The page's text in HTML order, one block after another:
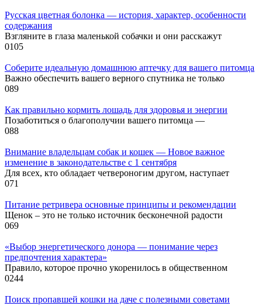
Русская цветная болонка — история, характер, особенности
содержания
Взгляните в глаза маленькой собачки и они расскажут
0105
Соберите идеальную домашнюю аптечку для вашего питомца
Важно обеспечить вашего верного спутника не только
089
Как правильно кормить лошадь для здоровья и энергии
Позаботиться о благополучии вашего питомца —
088
Внимание владельцам собак и кошек — Новое важное
изменение в законодательстве с 1 сентября
Для всех, кто обладает четвероногим другом, наступает
071
Питание ретривера основные принципы и рекомендации
Щенок – это не только источник бесконечной радости
069
«Выбор энергетического донора — понимание через
предпочтения характера»
Правило, которое прочно укоренилось в общественном
0244
Поиск пропавшей кошки на даче с полезными советами